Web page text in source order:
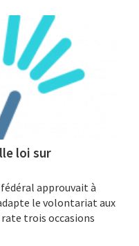
loi sur
approuvait à
le volontariat aux
trois occasions